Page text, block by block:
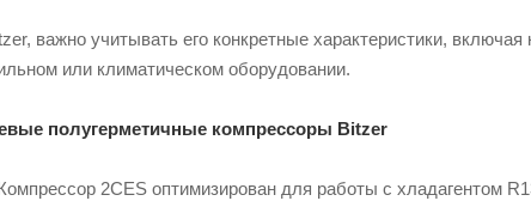
важно учитывать его конкретные характеристики,
или климатическом оборудовании.
полугерметичные компрессоры Bitzer
2CES оптимизирован для работы с хладагентом